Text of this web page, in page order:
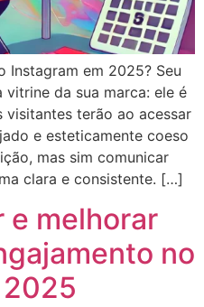
Instagram em 2025? Seu
da sua marca: ele é
visitantes terão ao acessar
e esteticamente coeso
mas sim comunicar
clara e consistente. […]
e melhorar
no